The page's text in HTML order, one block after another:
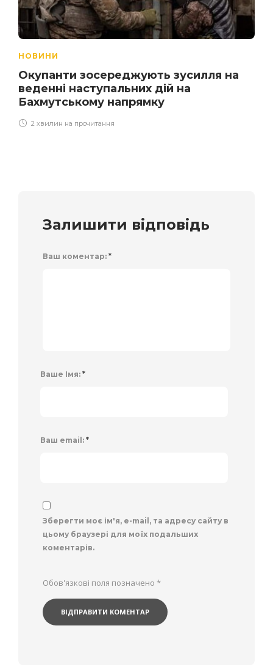
НОВИНИ
Окупанти зосереджують зусилля на
веденні наступальних дій на
Бахмутському напрямку
2 хвилин на прочитання
Залишити відповідь
Ваш коментар: *
Ваше Імя: *
Ваш email: *
Зберегти моє ім'я, e-mail, та адресу сайту в
цьому браузері для моїх подальших
коментарів.
Обов'язкові поля позначено *